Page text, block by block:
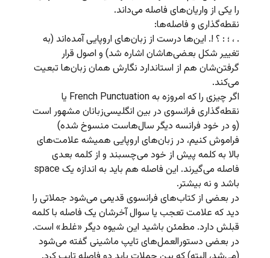
را یکی از واریان‌های فاصله می‌داند.
نقطه‌گذاری و فاصله‌ها:
. ، ؛ : ؟ !. این‌ها درست از زبان‌های اروپایی آمده‌اند (به
تغییر شکل بعضی‌هاشان اشاره شد) و اصول قرار
گرفتن‌شان هم از استاندارد نگارش همان زبان‌ها تبعیت
می‌کند.
اگر چیزی را که امروزه به French Punctuation یا
نقطه‌گذاری فرانسوی در بین انگلیسی‌زبانان مشهور است
(و در خود فرانسه دیگر سال‌هاست منسوخ شده)
فراموش کنیم، در زبان‌های اروپایی همیشه علامت‌های
بالا به کلمه پیش از خود می‌چسبند و از کلمه بعدی
فاصله می‌گیرند. این فاصله هم باید به اندازه یک space
باشد و نه بیشتر.
در بعضی از کتاب‌های فرانسوی قدیمی می‌شود جملاتی را
دید که علامت تعجب یا سوال آخرشان یک فاصله با کلمه
قبلش دارد. مطمئن باشید این شیوه دیگر «غلط» است.
در بعضی دستور‌العمل‌های تایپ ماشینی گفته می‌شود